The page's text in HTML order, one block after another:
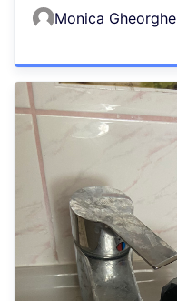
Monica Gheorghe